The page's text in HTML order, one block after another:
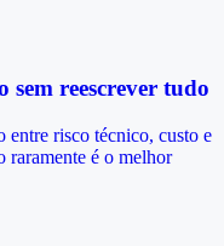
sem reescrever tudo
risco técnico, custo e
raramente é o melhor